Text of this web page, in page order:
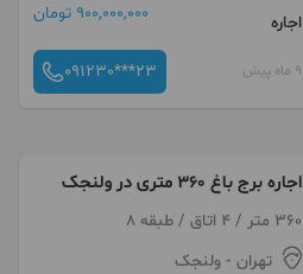
اجاره
900,000,000 تومان
9 ماه پیش 091230***23
اجاره برج باغ 360 متری در ولنجک
360 متر / 4 اتاق / طبقه 8
تهران - ولنجک